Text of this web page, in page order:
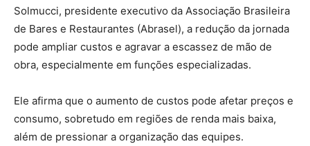
Solmucci, presidente executivo da Associação Brasileira
de Bares e Restaurantes (Abrasel), a redução da jornada
pode ampliar custos e agravar a escassez de mão de
obra, especialmente em funções especializadas.
Ele afirma que o aumento de custos pode afetar preços e
consumo, sobretudo em regiões de renda mais baixa,
além de pressionar a organização das equipes.